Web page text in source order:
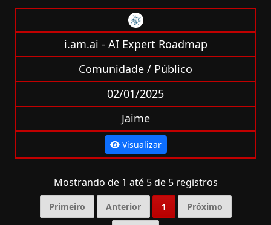
i.am.ai - AI Expert Roadmap
Comunidade / Público
02/01/2025
Jaime
Visualizar
Mostrando de 1 até 5 de 5 registros
Primeiro Anterior 1 Próximo